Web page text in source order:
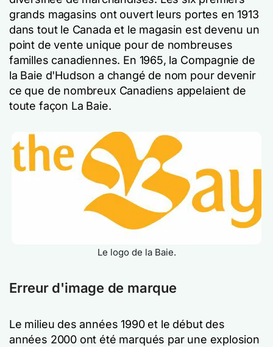
grands magasins ont ouvert leurs portes en 1913
dans tout le Canada et le magasin est devenu un
point de vente unique pour de nombreuses
familles canadiennes. En 1965, la Compagnie de
la Baie d'Hudson a changé de nom pour devenir
ce que de nombreux Canadiens appelaient de
toute façon La Baie.
Le logo de la Baie.
Erreur d'image de marque
Le milieu des années 1990 et le début des
années 2000 ont été marqués par une explosion